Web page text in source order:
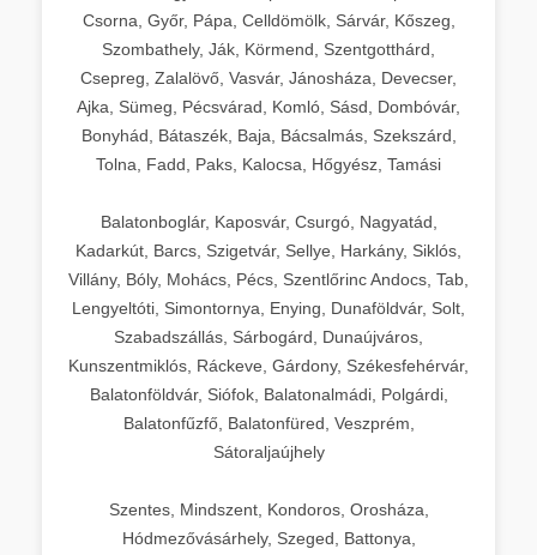
Csorna, Győr, Pápa, Celldömölk, Sárvár, Kőszeg,
Szombathely, Ják, Körmend, Szentgotthárd,
Csepreg, Zalalövő, Vasvár, Jánosháza, Devecser,
Ajka, Sümeg, Pécsvárad, Komló, Sásd, Dombóvár,
Bonyhád, Bátaszék, Baja, Bácsalmás, Szekszárd,
Tolna, Fadd, Paks, Kalocsa, Hőgyész, Tamási
Balatonboglár, Kaposvár, Csurgó, Nagyatád,
Kadarkút, Barcs, Szigetvár, Sellye, Harkány, Siklós,
Villány, Bóly, Mohács, Pécs, Szentlőrinc Andocs, Tab,
Lengyeltóti, Simontornya, Enying, Dunaföldvár, Solt,
Szabadszállás, Sárbogárd, Dunaújváros,
Kunszentmiklós, Ráckeve, Gárdony, Székesfehérvár,
Balatonföldvár, Siófok, Balatonalmádi, Polgárdi,
Balatonfűzfő, Balatonfüred, Veszprém,
Sátoraljaújhely
Szentes, Mindszent, Kondoros, Orosháza,
Hódmezővásárhely, Szeged, Battonya,